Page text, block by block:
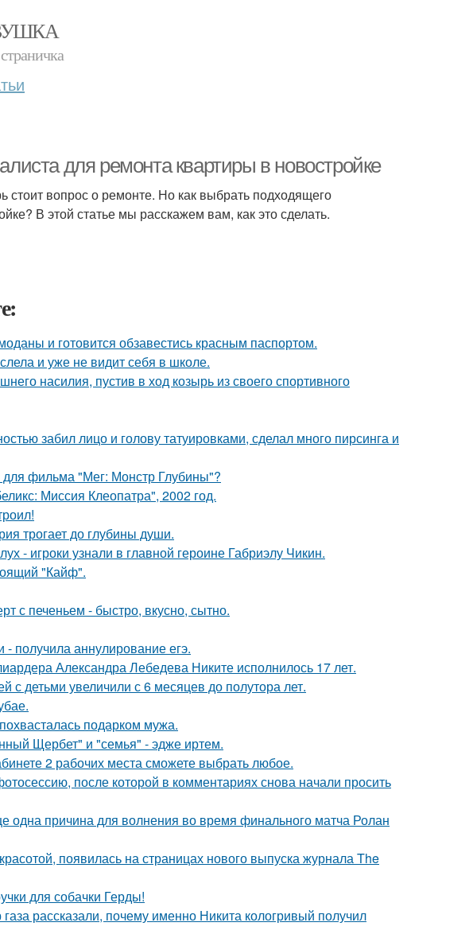
для ремонта квартиры в новостройке
стоит вопрос о ремонте. Но как выбрать подходящего
В этой статье мы расскажем вам, как это сделать.
и готовится обзавестись красным паспортом.
и уже не видит себя в школе.
насилия, пустив в ход козырь из своего спортивного
забил лицо и голову татуировками, сделал много пирсинга и
для фильма "Мег: Монстр Глубины"?
Миссия Клеопатра", 2002 год.
трогает до глубины души.
- игроки узнали в главной героине Габриэлу Чикин.
"Кайф".
с печеньем - быстро, вкусно, сытно.
получила аннулирование егэ.
Александра Лебедева Никите исполнилось 17 лет.
с детьми увеличили с 6 месяцев до полутора лет.
подарком мужа.
Щербет" и "семья" - эдже иртем.
2 рабочих места сможете выбрать любое.
после которой в комментариях снова начали просить
причина для волнения во время финального матча Ролан
появилась на страницах нового выпуска журнала The
для собачки Герды!
рассказали, почему именно Никита кологривый получил